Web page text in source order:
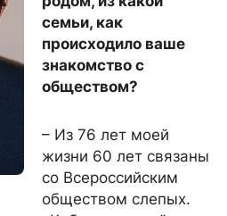
семьи, как
происходило ваше
знакомство с
обществом?
– Из 76 лет моей
жизни 60 лет связаны
со Всероссийским
обществом слепых.